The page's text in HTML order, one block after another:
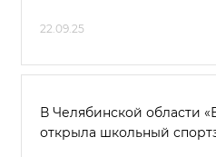
22.09.25
В Челябинской области
открыла школьный